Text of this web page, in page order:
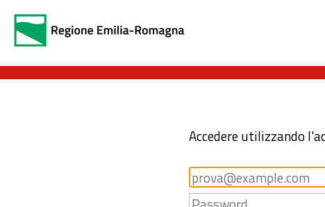
Accedere utilizzando